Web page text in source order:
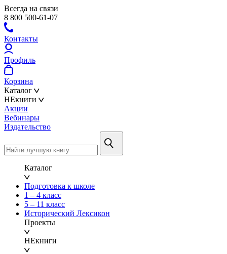
Всегда на связи
8 800 500-61-07
Контакты
Профиль
Корзина
Каталог
НЕкниги
Акции
Вебинары
Издательство
Каталог
Подготовка к школе
1 – 4 класс
5 – 11 класс
Исторический Лексикон
Проекты
НЕкниги